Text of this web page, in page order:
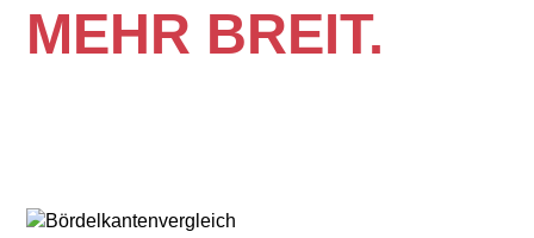
MEHR BREIT.